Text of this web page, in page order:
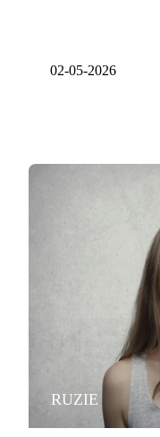
02-05-2026
RUZIE